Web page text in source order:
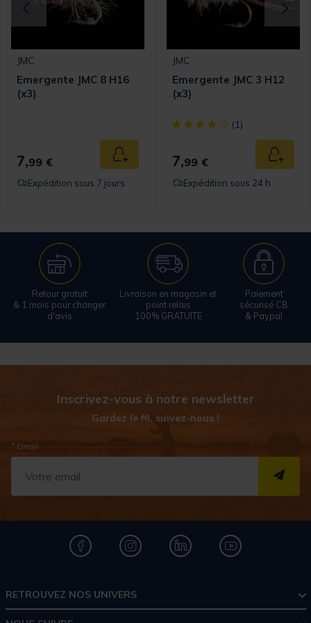
panier
JMC
Emergente JMC 8 H16
(x3)
7,99 € Ajouter au panier
Expédition sous 7 jours
JMC
Emergente JMC 3 H12
(x3)
[object Object] out of 5
(1)
7,99 €
Expédition sous 24 h
Retour gratuit
& 1 mois pour changer
d'avis
Livraison en magasin et
point relais
100% GRATUITE
Paiement
sécurisé CB
& Paypal
Inscrivez-vous à notre newsletter
Gardez le fil, suivez-nous !
* Email
RETROUVEZ NOS UNIVERS